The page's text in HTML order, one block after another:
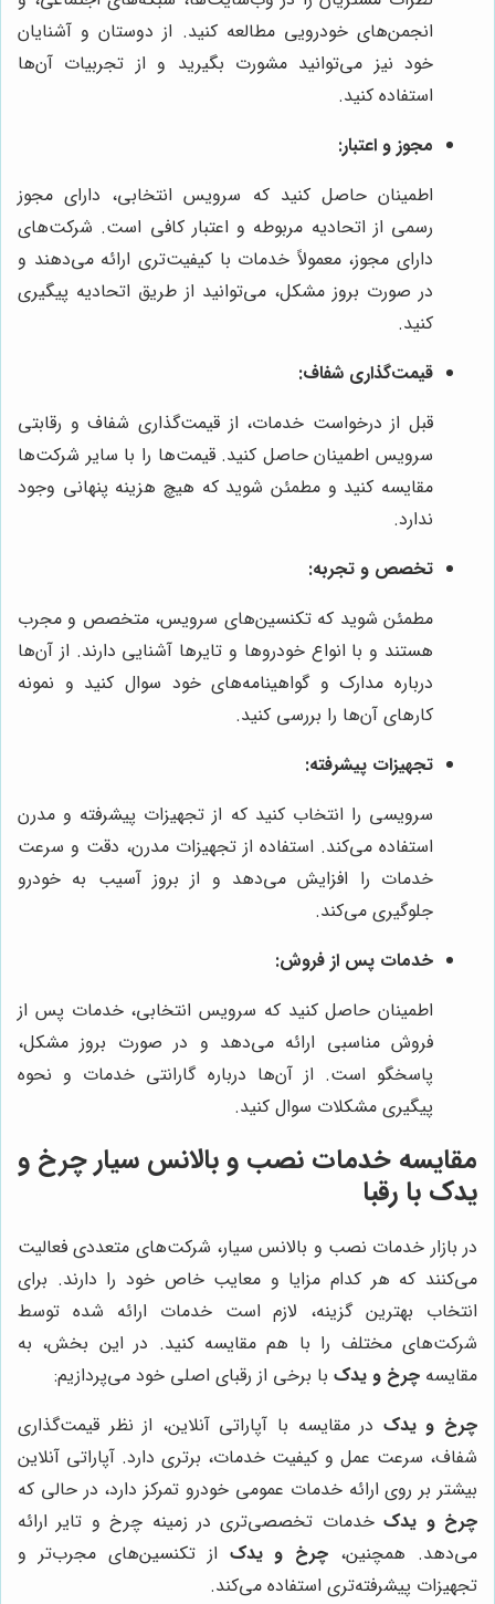
انجمن‌های خودرویی مطالعه کنید. از دوستان و آشنایان
خود نیز می‌توانید مشورت بگیرید و از تجربیات آن‌ها
استفاده کنید.
مجوز و اعتبار:
اطمینان حاصل کنید که سرویس انتخابی، دارای مجوز
رسمی از اتحادیه مربوطه و اعتبار کافی است. شرکت‌های
دارای مجوز، معمولاً خدمات با کیفیت‌تری ارائه می‌دهند و
در صورت بروز مشکل، می‌توانید از طریق اتحادیه پیگیری
کنید.
قیمت‌گذاری شفاف:
قبل از درخواست خدمات، از قیمت‌گذاری شفاف و رقابتی
سرویس اطمینان حاصل کنید. قیمت‌ها را با سایر شرکت‌ها
مقایسه کنید و مطمئن شوید که هیچ هزینه پنهانی وجود
ندارد.
تخصص و تجربه:
مطمئن شوید که تکنسین‌های سرویس، متخصص و مجرب
هستند و با انواع خودروها و تایرها آشنایی دارند. از آن‌ها
درباره مدارک و گواهینامه‌های خود سوال کنید و نمونه
کارهای آن‌ها را بررسی کنید.
تجهیزات پیشرفته:
سرویسی را انتخاب کنید که از تجهیزات پیشرفته و مدرن
استفاده می‌کند. استفاده از تجهیزات مدرن، دقت و سرعت
خدمات را افزایش می‌دهد و از بروز آسیب به خودرو
جلوگیری می‌کند.
خدمات پس از فروش:
اطمینان حاصل کنید که سرویس انتخابی، خدمات پس از
فروش مناسبی ارائه می‌دهد و در صورت بروز مشکل،
پاسخگو است. از آن‌ها درباره گارانتی خدمات و نحوه
پیگیری مشکلات سوال کنید.
مقایسه خدمات نصب و بالانس سیار چرخ و
یدک با رقبا
در بازار خدمات نصب و بالانس سیار، شرکت‌های متعددی فعالیت
می‌کنند که هر کدام مزایا و معایب خاص خود را دارند. برای
انتخاب بهترین گزینه، لازم است خدمات ارائه شده توسط
شرکت‌های مختلف را با هم مقایسه کنید. در این بخش، به
مقایسه چرخ و یدک با برخی از رقبای اصلی خود می‌پردازیم:
چرخ و یدک در مقایسه با آپاراتی آنلاین، از نظر قیمت‌گذاری
شفاف، سرعت عمل و کیفیت خدمات، برتری دارد. آپاراتی آنلاین
بیشتر بر روی ارائه خدمات عمومی خودرو تمرکز دارد، در حالی که
چرخ و یدکخدمات تخصصی‌تری در زمینه چرخ و تایر ارائه
می‌دهد. همچنین، چرخ و یدک از تکنسین‌های مجرب‌تر و
تجهیزات پیشرفته‌تری استفاده می‌کند.